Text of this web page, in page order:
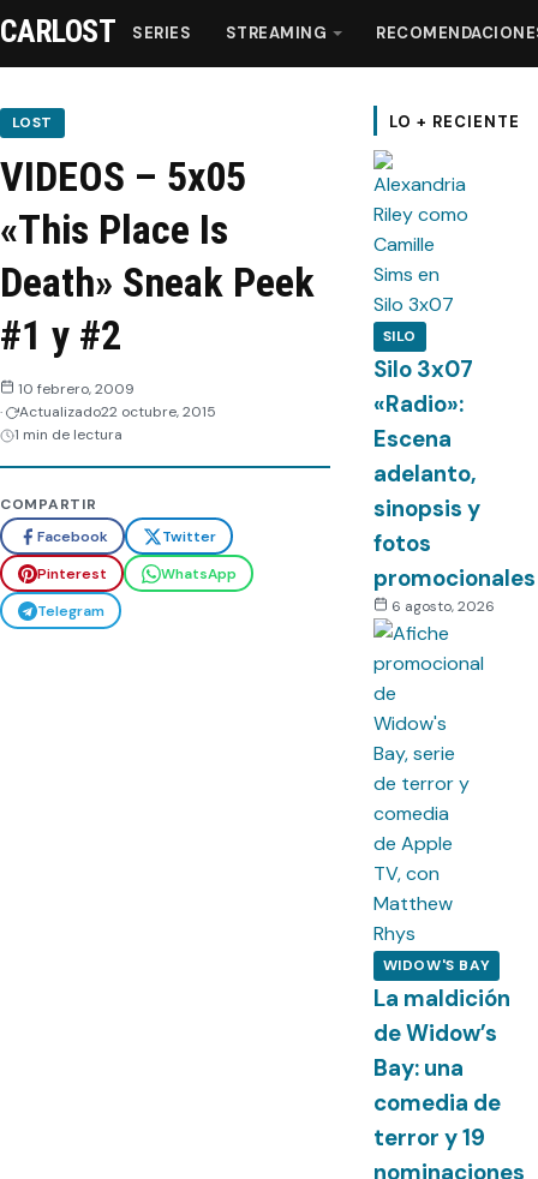
Series
Streaming
Recomendaciones
Webisodios
CARLOST SERIES STREAMING
LOST
VIDEOS – 5x05
«This Place Is
Death» Sneak Peek
#1 y #2
10 febrero, 2009
Actualizado22 octubre, 2015
1 min de lectura
COMPARTIR
Facebook
Twitter
Pinterest
WhatsApp
Telegram
LO + RECIENTE
SILO
Silo 3x07
«Radio»:
Escena
adelanto,
sinopsis y
fotos
promocionales
6 agosto, 2026
WIDOW'S BAY
La maldición
de Widow’s
Bay: una
comedia de
terror y 19
nominaciones